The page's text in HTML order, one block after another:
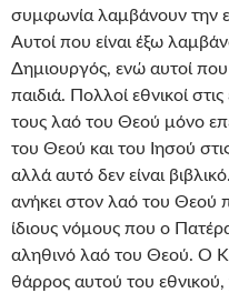
συμφωνία λαμβάνουν την
Αυτοί που είναι έξω
Δημιουργός, ενώ αυτοί που
παιδιά. Πολλοί εθνικοί
τους λαό του Θεού μόνο
του Θεού και του Ιησού
αλλά αυτό δεν είναι
ανήκει στον λαό του Θεού
ίδιους νόμους που ο
αληθινό λαό του Θεού. Ο
θάρρος αυτού του